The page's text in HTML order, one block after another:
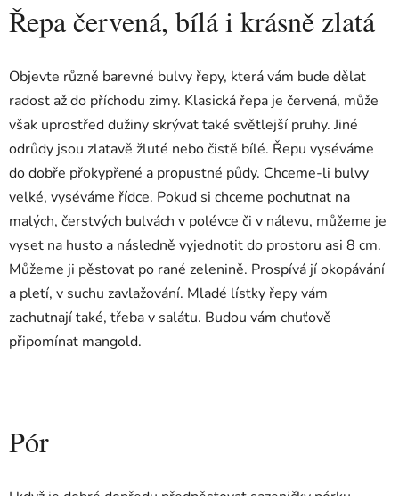
Řepa červená, bílá i krásně zlatá
Objevte různě barevné bulvy řepy, která vám bude dělat
radost až do příchodu zimy. Klasická řepa je červená, může
však uprostřed dužiny skrývat také světlejší pruhy. Jiné
odrůdy jsou zlatavě žluté nebo čistě bílé. Řepu vyséváme
do dobře přokypřené a propustné půdy. Chceme-li bulvy
velké, vyséváme řídce. Pokud si chceme pochutnat na
malých, čerstvých bulvách v polévce či v nálevu, můžeme je
vyset na husto a následně vyjednotit do prostoru asi 8 cm.
Můžeme ji pěstovat po rané zelenině. Prospívá jí okopávání
a pletí, v suchu zavlažování. Mladé lístky řepy vám
zachutnají také, třeba v salátu. Budou vám chuťově
připomínat mangold.
Pór